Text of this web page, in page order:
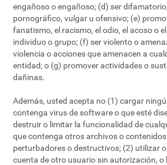
engañoso o engañoso; (d) ser
pornográfico, vulgar u ofensivo; (e)
fanatismo, el racismo, el odio, el acoso o
individuo o grupo; (f) ser violento o
violencia o acciones que amenacen a
entidad; o (g) promover actividades o
dañinas.
Además, usted acepta no (1) cargar
contenga virus de software o que esté
destruir o limitar la funcionalidad de
que contenga otros archivos o
perturbadores o destructivos; (2) utilizar
cuenta de otro usuario sin autorización, o